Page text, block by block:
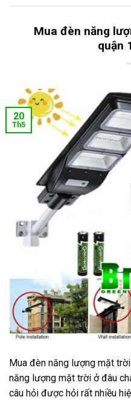
Mua đèn năng
quận
20
Th5
Mua đèn năng lượng mặt
năng lượng mặt trời ở đâu
câu hỏi được hỏi rất nhiều